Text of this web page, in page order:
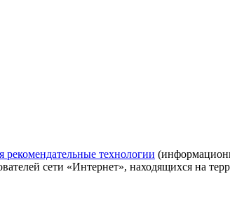
рекомендательные технологии
сети «Интернет», находящихся на